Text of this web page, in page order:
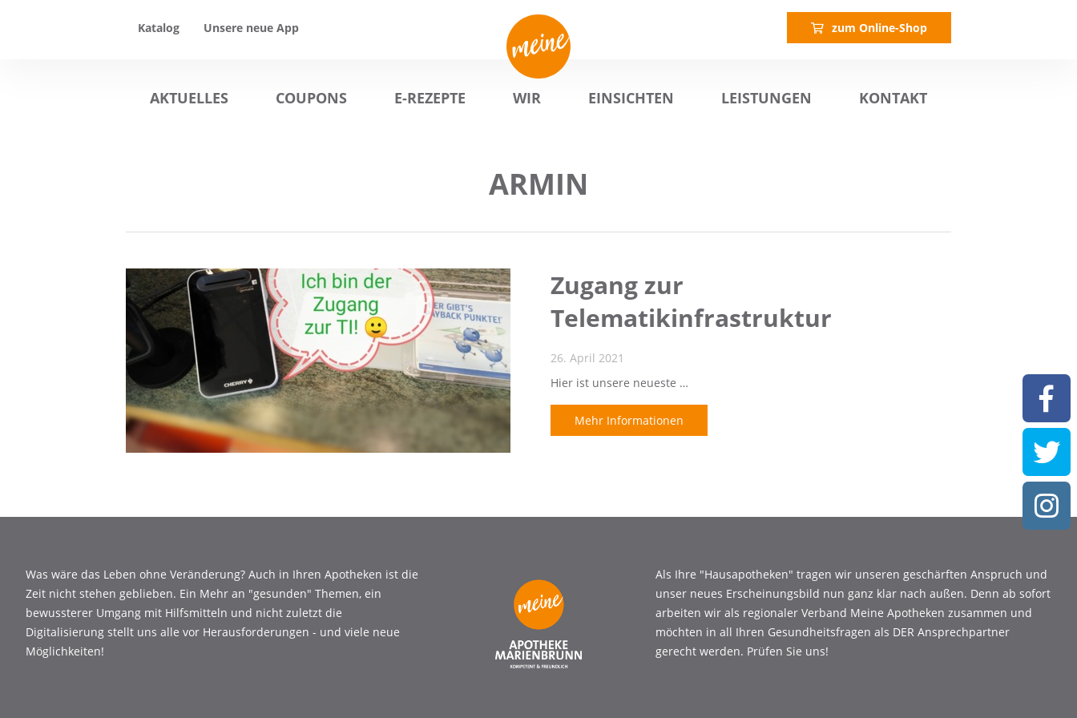
Katalog Unsere neue App zum Online-Shop
AKTUELLES COUPONS E-REZEPTE WIR EINSICHTEN LEISTUNGEN KONTAKT
ARMIN
Zugang zur
Telematikinfrastruktur
26. April 2021
Hier ist unsere neueste …
Mehr Informationen
Was wäre das Leben ohne Veränderung? Auch in Ihren Apotheken ist die
Zeit nicht stehen geblieben. Ein Mehr an "gesunden" Themen, ein
bewussterer Umgang mit Hilfsmitteln und nicht zuletzt die
Digitalisierung stellt uns alle vor Herausforderungen - und viele neue
Möglichkeiten!
Als Ihre "Hausapotheken" tragen wir unseren geschärften Anspruch und
unser neues Erscheinungsbild nun ganz klar nach außen. Denn ab sofort
arbeiten wir als regionaler Verband Meine Apotheken zusammen und
möchten in all Ihren Gesundheitsfragen als DER Ansprechpartner
gerecht werden. Prüfen Sie uns!